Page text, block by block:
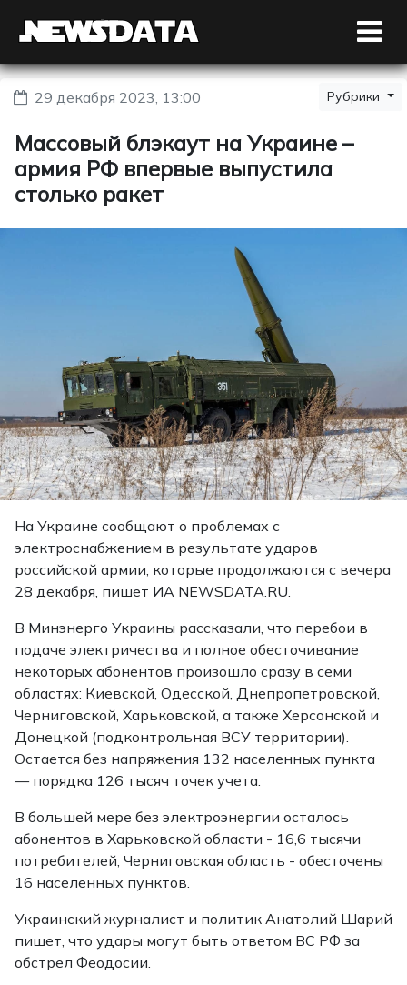
29 декабря 2023, 13:00 Рубрики
Массовый блэкаут на Украине –
армия РФ впервые выпустила
столько ракет
На Украине сообщают о проблемах с
электроснабжением в результате ударов
российской армии, которые продолжаются с вечера
28 декабря, пишет ИА NEWSDATA.RU.
В Минэнерго Украины рассказали, что перебои в
подаче электричества и полное обесточивание
некоторых абонентов произошло сразу в семи
областях: Киевской, Одесской, Днепропетровской,
Черниговской, Харьковской, а также Херсонской и
Донецкой (подконтрольная ВСУ территории).
Остается без напряжения 132 населенных пункта
— порядка 126 тысяч точек учета.
В большей мере без электроэнергии осталось
абонентов в Харьковской области - 16,6 тысячи
потребителей, Черниговская область - обесточены
16 населенных пунктов.
Украинский журналист и политик Анатолий Шарий
пишет, что удары могут быть ответом ВС РФ за
обстрел Феодосии.